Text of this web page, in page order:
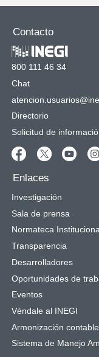
Contacto
800 111 46 34
Chat
Directorio
Solicitud de
Enlaces
Investigación
Sala de prensa
Normateca
Transparencia
Desarrolladores
Oportunidades de
Eventos
Véndale al INEGI
Armonización contable
Sistema de Manejo